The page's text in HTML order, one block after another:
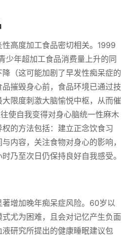
高度加工食品密切相关。1999
少年超加工食品消费量上升的同
（这可能加剧了早发性痴呆症的
摧毁身心前，食品环境已通过技
限度刺激大脑愉悦中枢，从而催
使自我变得对身心脑统一性麻木
的方法包括：建立正念饮食习
内容，关注食物对身心的影响，
乃至次日仍保持良好自我感受。
增加晚年痴呆症风险。60岁以
尤为困难，且会对记忆产生负面
研究所提出的健康睡眠建议包